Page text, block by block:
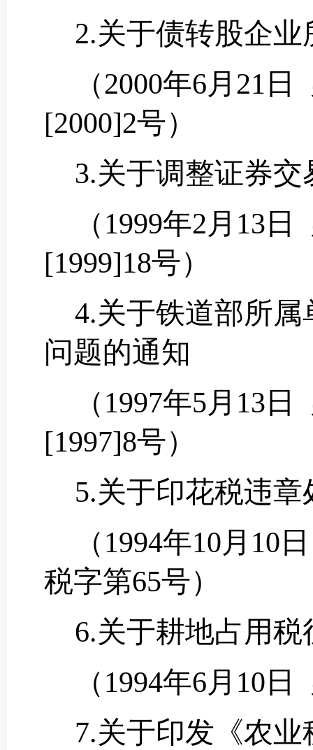
2.关于债转股企业
（2000年6月21
[2000]2号）
3.关于调整证券交
（1999年2月13
[1999]18号）
4.关于铁道部所属
问题的通知
（1997年5月13
[1997]8号）
5.关于印花税违章
（1994年10月10
税字第65号）
6.关于耕地占用税
（1994年6月10
7.关于印发《农业